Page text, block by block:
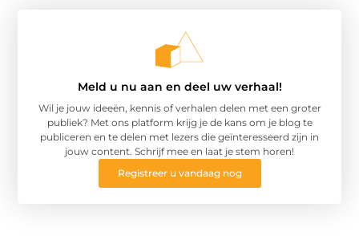
Meld u nu aan en deel uw verhaal!
Wil je jouw ideeën, kennis of verhalen delen met een groter
publiek? Met ons platform krijg je de kans om je blog te
publiceren en te delen met lezers die geïnteresseerd zijn in
jouw content. Schrijf mee en laat je stem horen!
Registreer u vandaag nog